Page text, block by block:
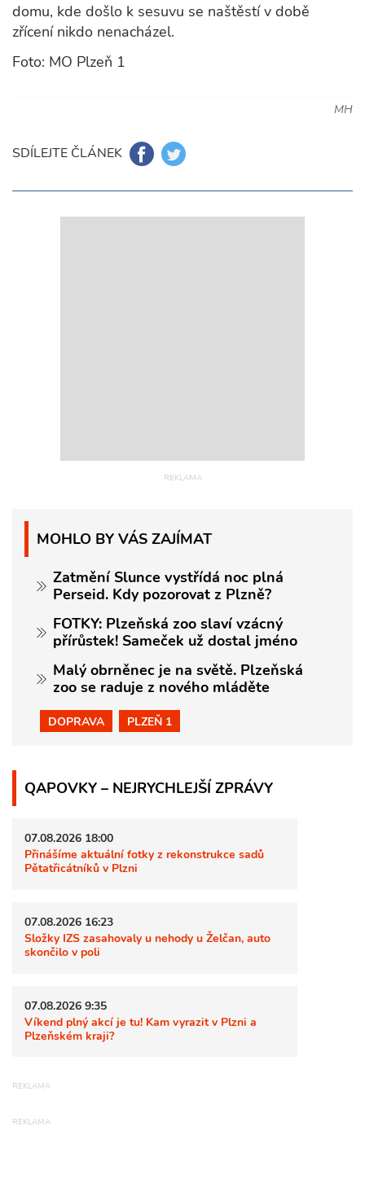
domu, kde došlo k sesuvu se naštěstí v době
zřícení nikdo nenacházel.
Foto: MO Plzeň 1
MH
SDÍLEJTE ČLÁNEK
MOHLO BY VÁS ZAJÍMAT
Zatmění Slunce vystřídá noc plná
Perseid. Kdy pozorovat z Plzně?
FOTKY: Plzeňská zoo slaví vzácný
přírůstek! Sameček už dostal jméno
Malý obrněnec je na světě. Plzeňská
zoo se raduje z nového mláděte
DOPRAVA PLZEŇ 1
QAPOVKY – NEJRYCHLEJŠÍ ZPRÁVY
07.08.2026 18:00
Přinášíme aktuální fotky z rekonstrukce sadů
Pětatřicátníků v Plzni
07.08.2026 16:23
Složky IZS zasahovaly u nehody u Želčan, auto
skončilo v poli
07.08.2026 9:35
Víkend plný akcí je tu! Kam vyrazit v Plzni a
Plzeňském kraji?